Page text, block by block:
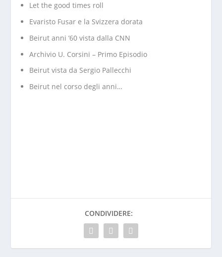
Let the good times roll
Evaristo Fusar e la Svizzera dorata
Beirut anni ’60 vista dalla CNN
Archivio U. Corsini – Primo Episodio
Beirut vista da Sergio Pallecchi
Beirut nel corso degli anni…
CONDIVIDERE: